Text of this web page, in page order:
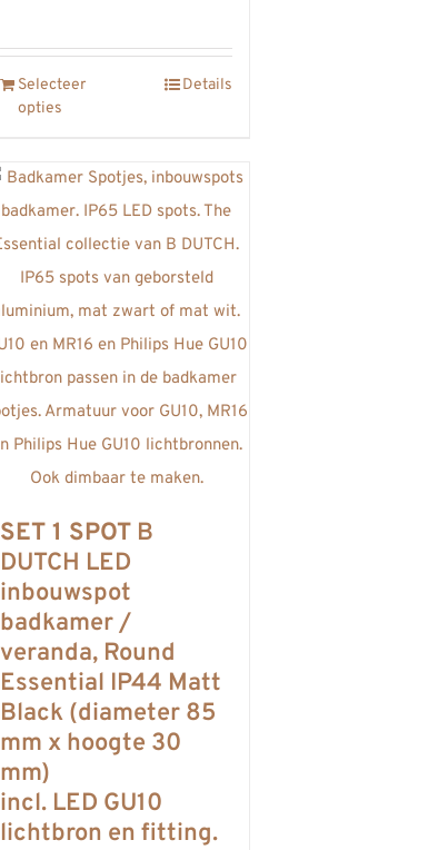
Selecteer
opties
Details
SET 1 SPOT B
DUTCH LED
inbouwspot
badkamer /
veranda, Round
Essential IP44 Matt
Black (diameter 85
mm x hoogte 30
mm)
incl. LED GU10
lichtbron en fitting.